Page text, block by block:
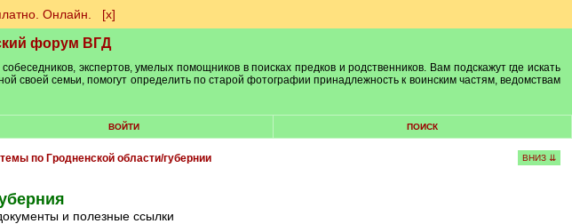
Онлайн. [х]
форум ВГД
экспертов, умелых помощников в поисках предков и родственников. Вам подскажут где искать
своей семьи, помогут определить по старой фотографии принадлежность к воинским частям, ведомствам
ВОЙТИ ПОИСК
по Гродненской области/губернии ВНИЗ ⇊
и полезные ссылки